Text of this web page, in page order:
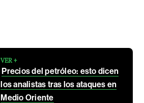
VER +
Precios del petróleo: esto dicen
los analistas tras los ataques en
Medio Oriente